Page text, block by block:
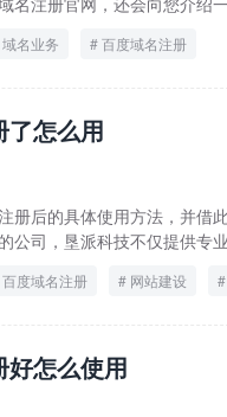
域名业务 百度域名注册
了怎么用
册后的具体使用方法，并借
公司，垦派科技不仅提供专
百度域名注册 网站建设
好怎么使用